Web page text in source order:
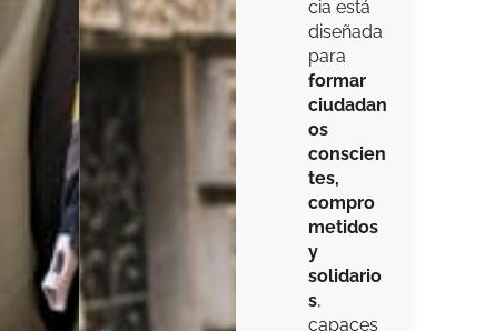
cia está
diseñada
para
formar
ciudadan
os
conscien
tes,
compro
metidos
y
solidario
s,
capaces